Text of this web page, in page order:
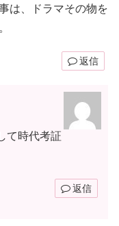
は、ドラマその物を
返信
て時代考証
返信